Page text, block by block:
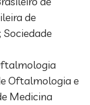
de
Oftalmologia e
Medicina